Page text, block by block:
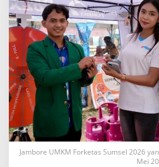
i
a
g
a
R
e
g
i
o
n
a
l
S
u
m
Jambore UMKM Forketas Sumsel 2026
Mei